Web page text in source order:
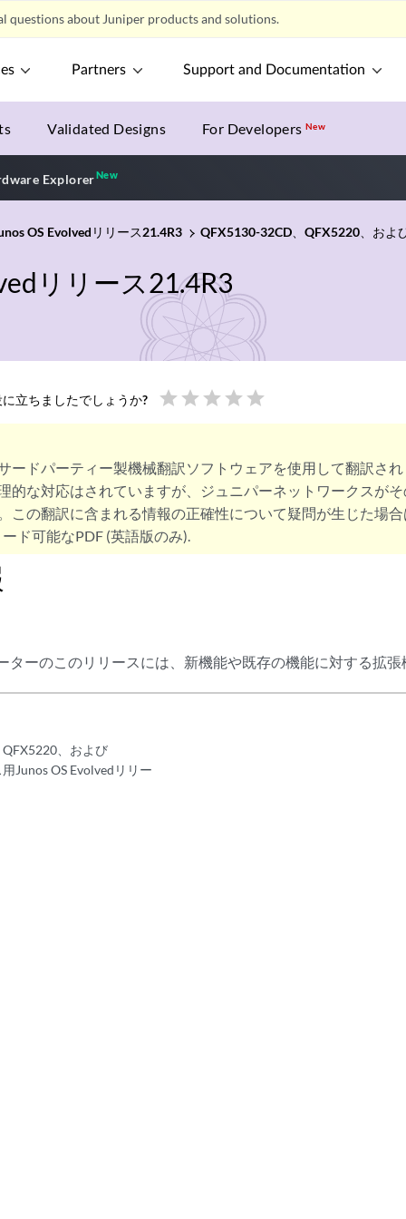
questions about Juniper products and solutions.
Partners Support and Documentation
Validated Designs For DevelopersNew
ExplorerNewNew application
OS Evolvedリリース21.4R3 QFX5130-32CD、QFX5220、およ
リリース21.4R3
立ちましたでしょうか? star star star star star
ードパーティー製機械翻訳ソフトウェアを使用して翻訳さ
的な対応はされていますが、ジュニパーネットワークスが
この翻訳に含まれる情報の正確性について疑問が生じた場
ド可能なPDF (英語版のみ).
ターのこのリリースには、新機能や既存の機能に対する拡
、および
Junos OS Evolvedリリー